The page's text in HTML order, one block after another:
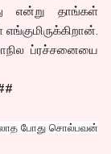
என்று தாங்கள்
ப்ரச்சனையை
போது சொல்பவன்